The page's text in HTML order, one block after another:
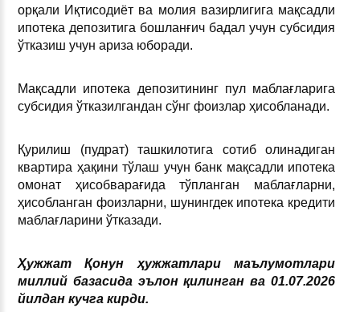
орқали Иқтисодиёт ва молия вазирлигига мақсадли
ипотека депозитига бошланғич бадал учун субсидия
ўтказиш учун ариза юборади.
Мақсадли ипотека депозитининг пул маблағларига
субсидия ўтказилгандан сўнг фоизлар ҳисобланади.
Қурилиш (пудрат) ташкилотига сотиб олинадиган
квартира ҳақини тўлаш учун банк мақсадли ипотека
омонат ҳисобварағида тўпланган маблағларни,
ҳисобланган фоизларни, шунингдек ипотека кредити
маблағларини ўтказади.
Ҳужжат Қонун ҳужжатлари маълумотлари
миллий базасида эълон қилинган ва 01.07.2026
йилдан кучга кирди.